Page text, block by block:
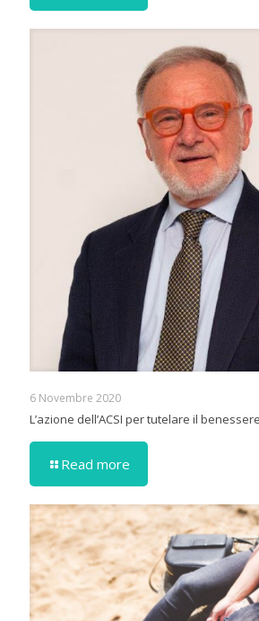
6 Novembre 2020
L’azione dell’ACSI per tutelare il
Read more